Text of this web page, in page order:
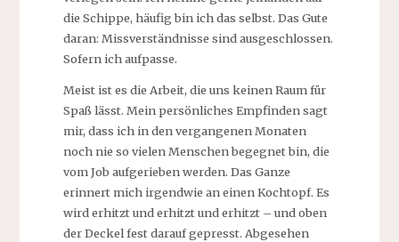
die Schippe, häufig bin ich das selbst. Das Gute
daran: Missverständnisse sind ausgeschlossen.
Sofern ich aufpasse.
Meist ist es die Arbeit, die uns keinen Raum für
Spaß lässt. Mein persönliches Empfinden sagt
mir, dass ich in den vergangenen Monaten
noch nie so vielen Menschen begegnet bin, die
vom Job aufgerieben werden. Das Ganze
erinnert mich irgendwie an einen Kochtopf. Es
wird erhitzt und erhitzt und erhitzt – und oben
der Deckel fest darauf gepresst. Abgesehen